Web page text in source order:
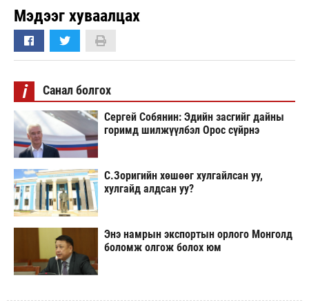
Мэдээг хуваалцах
i Санал болгох
Сергей Собянин: Эдийн засгийг дайны
горимд шилжүүлбэл Орос сүйрнэ
С.Зоригийн хөшөөг хулгайлсан уу,
хулгайд алдсан уу?
Энэ намрын экспортын орлого Монголд
боломж олгож болох юм